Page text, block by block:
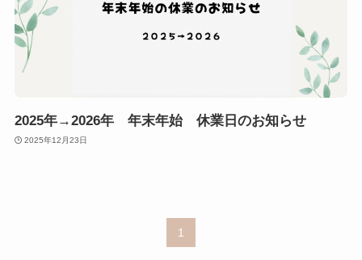
2025年→2026年 年末年始 休業日のお知らせ
2025年12月23日
1